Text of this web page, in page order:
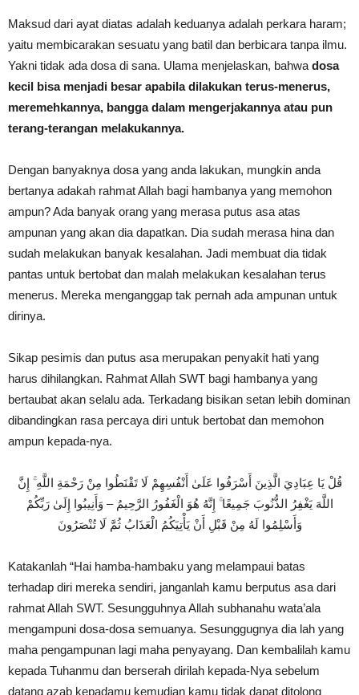
Maksud dari ayat diatas adalah keduanya adalah perkara haram;
yaitu membicarakan sesuatu yang batil dan berbicara tanpa ilmu.
Yakni tidak ada dosa di sana. Ulama menjelaskan, bahwa dosa
kecil bisa menjadi besar apabila dilakukan terus-menerus,
meremehkannya, bangga dalam mengerjakannya atau pun
terang-terangan melakukannya.
Dengan banyaknya dosa yang anda lakukan, mungkin anda
bertanya adakah rahmat Allah bagi hambanya yang memohon
ampun? Ada banyak orang yang merasa putus asa atas
ampunan yang akan dia dapatkan. Dia sudah merasa hina dan
sudah melakukan banyak kesalahan. Jadi membuat dia tidak
pantas untuk bertobat dan malah melakukan kesalahan terus
menerus. Mereka menganggap tak pernah ada ampunan untuk
dirinya.
Sikap pesimis dan putus asa merupakan penyakit hati yang
harus dihilangkan. Rahmat Allah SWT bagi hambanya yang
bertaubat akan selalu ada. Terkadang bisikan setan lebih dominan
dibandingkan rasa percaya diri untuk bertobat dan memohon
ampun kepada-nya.
قُلْ يَا عِبَادِيَ الَّذِينَ أَسْرَفُوا عَلَىٰ أَنْفُسِهِمْ لَا تَقْنَطُوا مِنْ رَحْمَةِ اللَّهِ ۚ إِنَّ
اللَّهَ يَغْفِرُ الذُّنُوبَ جَمِيعًا ۚ إِنَّهُ هُوَ الْغَفُورُ الرَّحِيمُ – وَأَنِيبُوا إِلَىٰ رَبِّكُمْ
وَأَسْلِمُوا لَهُ مِنْ قَبْلِ أَنْ يَأْتِيَكُمُ الْعَذَابُ ثُمَّ لَا تُنْصَرُونَ
Katakanlah “Hai hamba-hambaku yang melampaui batas
terhadap diri mereka sendiri, janganlah kamu berputus asa dari
rahmat Allah SWT. Sesungguhnya Allah subhanahu wata’ala
mengampuni dosa-dosa semuanya. Sesunggugnya dia lah yang
maha pengampunan lagi maha penyayang. Dan kembalilah kamu
kepada Tuhanmu dan berserah dirilah kepada-Nya sebelum
datang azab kepadamu kemudian kamu tidak dapat ditolong